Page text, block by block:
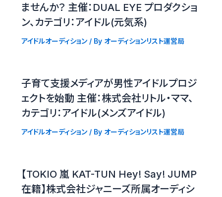
ませんか？ 主催：DUAL EYE プロダクショ
ン、カテゴリ：アイドル(元気系)
アイドルオーディション/ By オーディションリスト運営局
子育て支援メディアが男性アイドルプロジ
ェクトを始動 主催：株式会社リトル・ママ、
カテゴリ：アイドル(メンズアイドル)
アイドルオーディション/ By オーディションリスト運営局
【TOKIO 嵐 KAT-TUN Hey! Say! JUMP
在籍】株式会社ジャニーズ所属オーディシ